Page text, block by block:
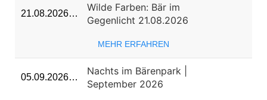
21.08.2026…
Wilde Farben: Bär im
Gegenlicht 21.08.2026
MEHR ERFAHREN
05.09.2026…
Nachts im Bärenpark |
September 2026